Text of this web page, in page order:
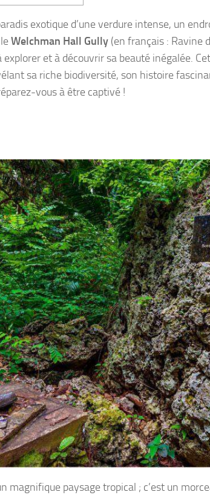
exotique d’une verdure intense, un
Welchman Hall Gully (en français : Ravine
et à découvrir sa beauté inégalée.
sa riche biodiversité, son histoire
vous à être captivé !
magnifique paysage tropical ; c’est un